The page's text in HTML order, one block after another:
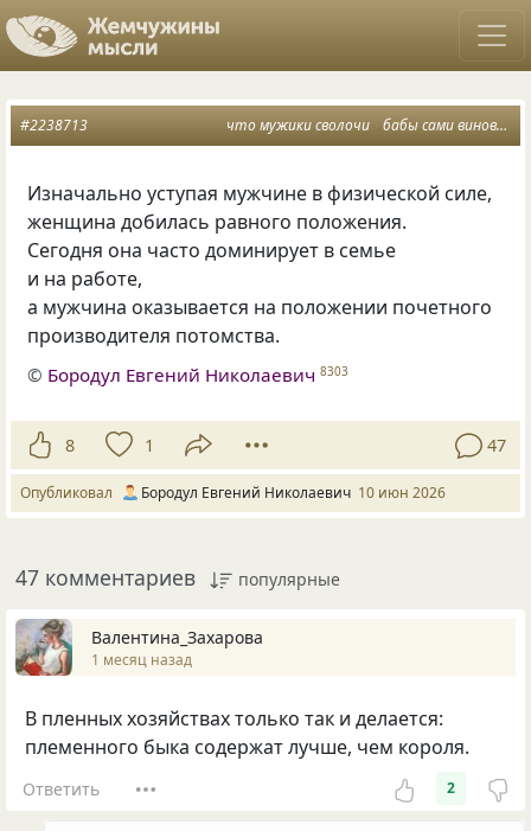
что мужики сволочи бабы сами виноваты
#2238713
Изначально уступая мужчине в физической силе,
женщина добилась равного положения.
Сегодня она часто доминирует в семье
и на работе,
а мужчина оказывается на положении почетного
производителя потомства.
© Бородул Евгений Николаевич 8303
8 1 47
Опубликовал Бородул Евгений Николаевич 10 июн 2026
47 комментариев популярные
Валентина_Захарова
1 месяц назад
В пленных хозяйствах только так и делается:
племенного быка содержат лучше, чем короля.
Ответить 2